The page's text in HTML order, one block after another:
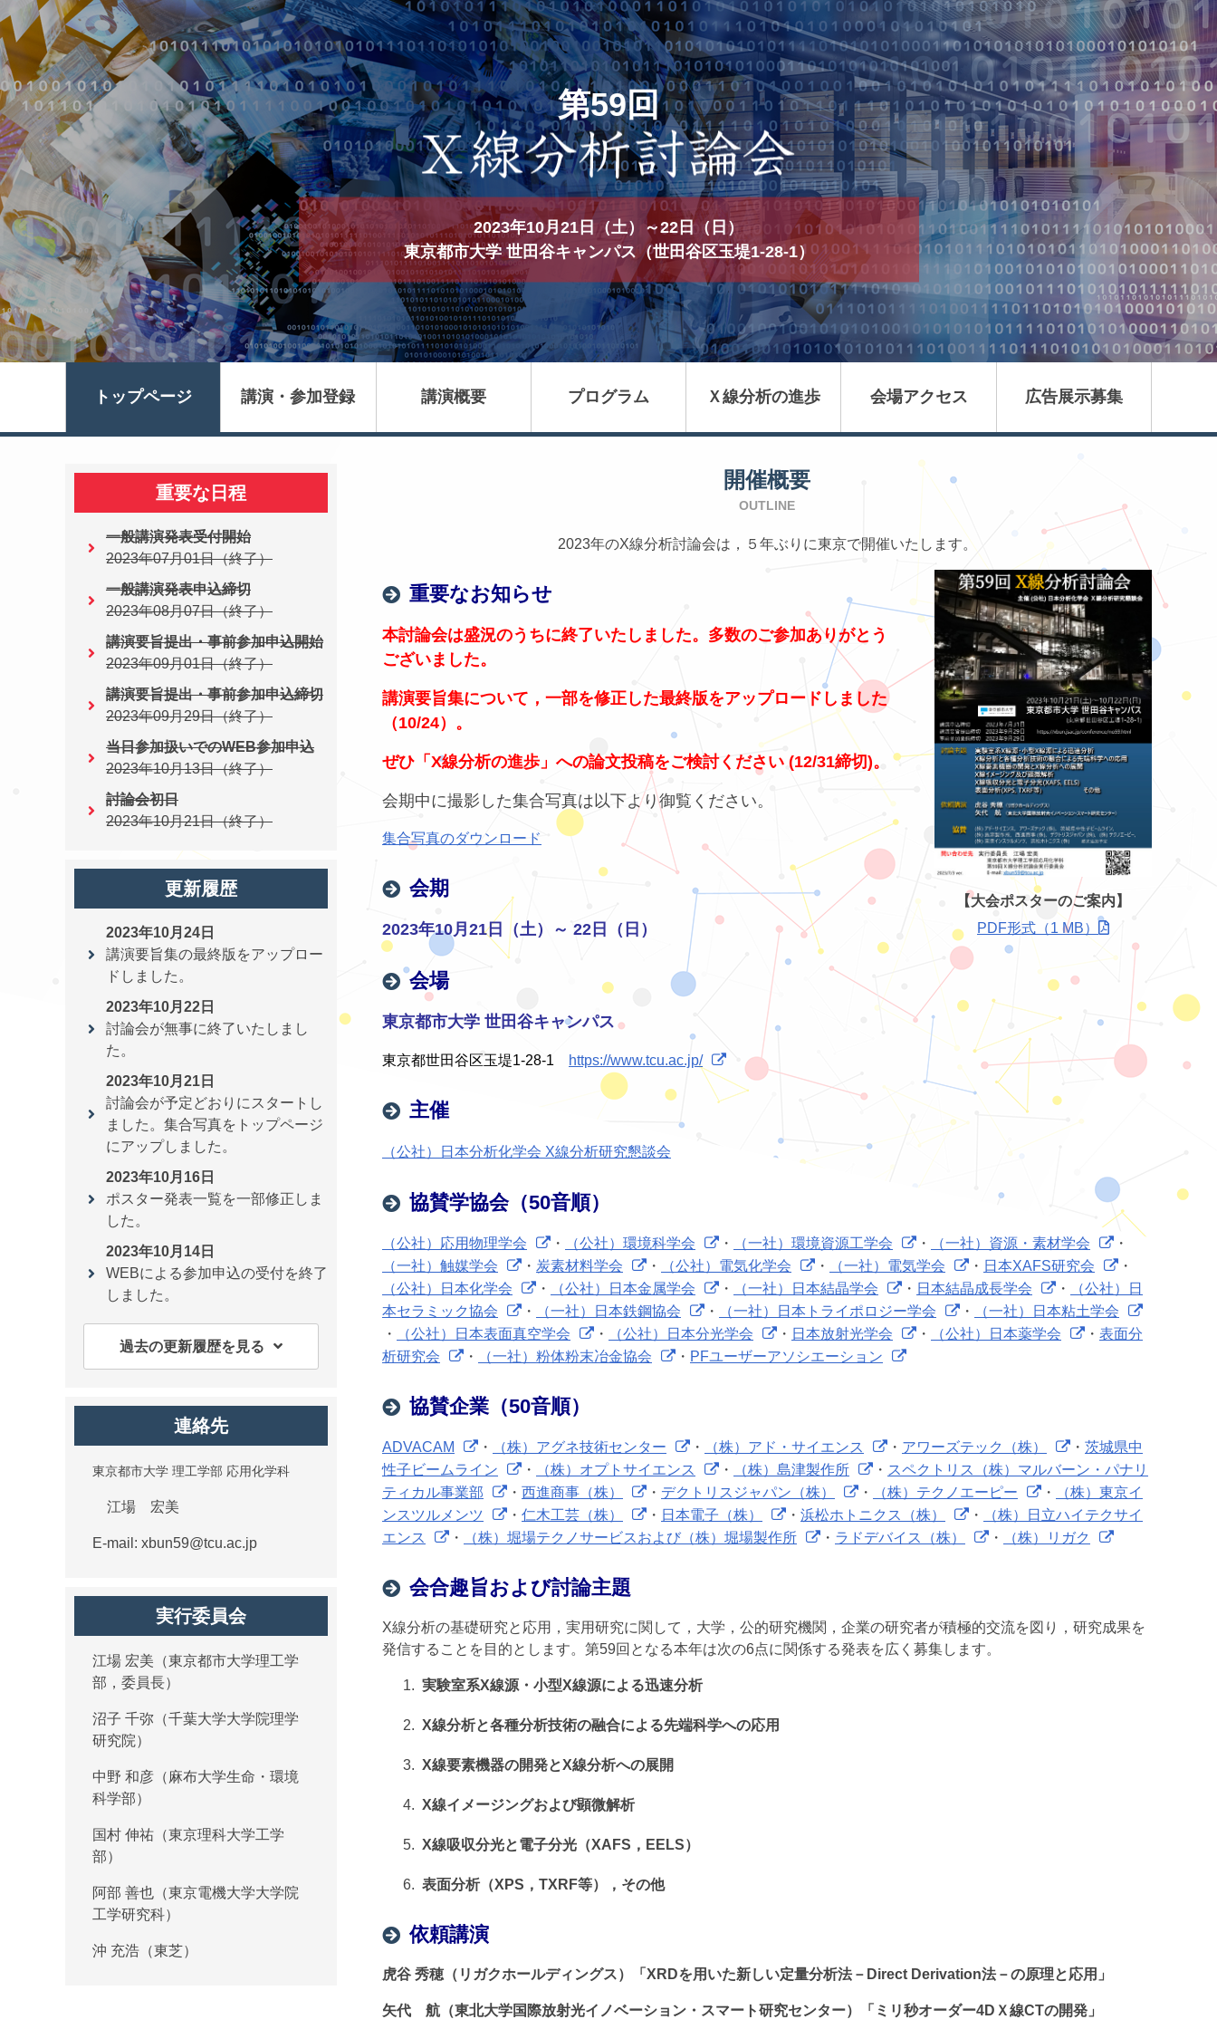
第59回
2023年10月21日（土）～22日（日）
東京都市大学 世田谷キャンパス（世田谷区玉堤1-28-1）
トップページ 講演・参加登録 講演概要 プログラム Ｘ線分析の進歩 会場アクセス 広告展示募集
重要な日程
一般講演発表受付開始
2023年07月01日（終了）
一般講演発表申込締切
2023年08月07日（終了）
講演要旨提出・事前参加申込開始
2023年09月01日（終了）
講演要旨提出・事前参加申込締切
2023年09月29日（終了）
当日参加扱いでのWEB参加申込
2023年10月13日（終了）
討論会初日
2023年10月21日（終了）
更新履歴
2023年10月24日
講演要旨集の最終版をアップロー
ドしました。
2023年10月22日
討論会が無事に終了いたしまし
た。
2023年10月21日
討論会が予定どおりにスタートし
ました。集合写真をトップページ
にアップしました。
2023年10月16日
ポスター発表一覧を一部修正しま
した。
2023年10月14日
WEBによる参加申込の受付を終了
しました。
過去の更新履歴を見る
連絡先
東京都市大学 理工学部 応用化学科
江場 宏美
E-mail: xbun59@tcu.ac.jp
実行委員会
江場 宏美（東京都市大学理工学
部，委員長）
沼子 千弥（千葉大学大学院理学
研究院）
中野 和彦（麻布大学生命・環境
科学部）
国村 伸祐（東京理科大学工学
部）
阿部 善也（東京電機大学大学院
工学研究科）
沖 充浩（東芝）
開催概要
OUTLINE
2023年のX線分析討論会は，５年ぶりに東京で開催いたします。
【大会ポスターのご案内】
PDF形式（1 MB）
重要なお知らせ
本討論会は盛況のうちに終了いたしました。多数のご参加ありがとう
ございました。
講演要旨集について，一部を修正した最終版をアップロードしました
（10/24）。
ぜひ「X線分析の進歩」への論文投稿をご検討ください (12/31締切)。
会期中に撮影した集合写真は以下より御覧ください。
集合写真のダウンロード
会期
2023年10月21日（土）～ 22日（日）
会場
東京都市大学 世田谷キャンパス
東京都世田谷区玉堤1-28-1 https://www.tcu.ac.jp/
主催
（公社）日本分析化学会 X線分析研究懇談会
協賛学協会（50音順）
（公社）応用物理学会 ・ （公社）環境科学会 ・ （一社）環境資源工学会 ・ （一社）資源・素材学会
・
（一社）触媒学会
・ 炭素材料学会 ・ （公社）電気化学会 ・ （一社）電気学会 ・ 日本XAFS研究会
・
（公社）日本化学会
・ （公社）日本金属学会 ・ （一社）日本結晶学会 ・ 日本結晶成長学会 ・
（公社）日
本セラミック協会
・ （一社）日本鉄鋼協会 ・ （一社）日本トライポロジー学会 ・
（一社）日本粘土学会
・
（公社）日本表面真空学会 ・ （公社）日本分光学会 ・ 日本放射光学会 ・ （公社）日本薬学会 ・ 表面分
析研究会
・ （一社）粉体粉末冶金協会 ・ PFユーザーアソシエーション
協賛企業 （50音順）
ADVACAM ・ （株）アグネ技術センター ・ （株）アド・サイエンス ・ アワーズテック（株） ・ 茨城県中
性子ビームライン
・ （株）オプトサイエンス ・ （株）島津製作所 ・ スペクトリス（株）マルバーン・パナリ
ティカル事業部
・ 西進商事（株） ・ デクトリスジャパン（株） ・ （株）テクノエーピー ・
（株）東京イ
ンスツルメンツ
・ 仁木工芸（株） ・ 日本電子（株） ・ 浜松ホトニクス（株） ・
（株）日立ハイテクサイ
エンス
・ （株）堀場テクノサービスおよび（株）堀場製作所 ・ ラドデバイス（株） ・ （株）リガク
会合趣旨および討論主題
X線分析の基礎研究と応用，実用研究に関して，大学，公的研究機関，企業の研究者が積極的交流を図り，研究成果を
発信することを目的とします。第59回となる本年は次の6点に関係する発表を広く募集します。
実験室系X線源・小型X線源による迅速分析
X線分析と各種分析技術の融合による先端科学への応用
X線要素機器の開発とX線分析への展開
X線イメージングおよび顕微解析
X線吸収分光と電子分光（XAFS，EELS）
表面分析（XPS，TXRF等），その他
依頼講演
虎谷 秀穂（リガクホールディングス）「XRDを用いた新しい定量分析法－Direct Derivation法－の原理と応用」
矢代 航（東北大学国際放射光イノベーション・スマート研究センター）「ミリ秒オーダー4DＸ線CTの開発」